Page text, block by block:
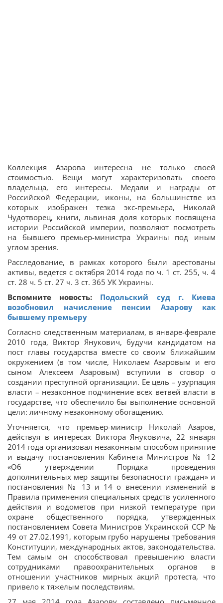
Коллекция Азарова интересна не только своей
стоимостью. Вещи могут характеризовать своего
владельца, его интересы. Медали и награды от
Российской Федерации, иконы, на большинстве из
которых изображен тезка экс-премьера, Николай
Чудотворец, книги, львиная доля которых посвящена
истории Российской империи, позволяют посмотреть
на бывшего премьер-министра Украины под иным
углом зрения.
Расследование, в рамках которого были арестованы
активы, ведется с октября 2014 года по ч. 1 ст. 255, ч. 4
ст. 28 ч. 5 ст. 27 ч. 3 ст. 365 УК Украины.
Вспомните новость: Подольский суд г. Киева
возобновил начисление пенсии Азарову как
бывшему премьеру
Согласно следственным материалам, в январе-феврале
2010 года, Виктор Янукович, будучи кандидатом на
пост главы государства вместе со своим ближайшим
окружением (в том числе, Николаем Азаровым и его
сыном Алексеем Азаровым) вступили в сговор о
создании преступной организации. Ее цель – узурпация
власти – незаконное подчинение всех ветвей власти в
государстве, что обеспечило бы выполнение основной
цели: личному незаконному обогащению.
Уточняется, что премьер-министр Николай Азаров,
действуя в интересах Виктора Януковича, 22 января
2014 года организовал незаконным способом принятие
и выдачу постановления Кабинета Министров № 12
«Об утверждении Порядка проведения
дополнительных мер защиты безопасности граждан» и
постановления № 13 и 14 о внесении изменений в
Правила применения специальных средств усиленного
действия и водометов при низкой температуре при
охране общественного порядка, утвержденных
постановлением Совета Министров Украинской ССР №
49 от 27.02.1991, которым грубо нарушены требования
Конституции, международных актов, законодательства.
Тем самым он способствовал превышению власти
сотрудниками правоохранительных органов в
отношении участников мирных акций протеста, что
привело к тяжелым последствиям.